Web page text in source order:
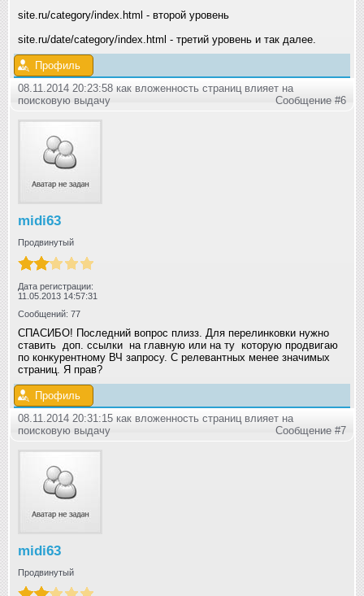
site.ru/category/index.html - второй уровень
site.ru/date/category/index.html - третий уровень и так далее.
Профиль
08.11.2014 20:23:58 как вложенность страниц влияет на
поисковую выдачу
Сообщение #6
midi63
Продвинутый
Дата регистрации:
11.05.2013 14:57:31
Сообщений: 77
СПАСИБО! Последний вопрос плизз. Для перелинковки нужно
ставить доп. ссылки на главную или на ту которую продвигаю
по конкурентному ВЧ запросу. С релевантных менее значимых
страниц. Я прав?
Профиль
08.11.2014 20:31:15 как вложенность страниц влияет на
поисковую выдачу
Сообщение #7
midi63
Продвинутый